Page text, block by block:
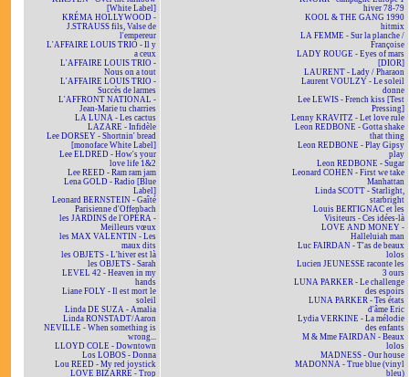
[White Label]
KRÉMA HOLLYWOOD -
J.STRAUSS fils, Valse de
l'empereur
L'AFFAIRE LOUIS TRIO - Il y
a ceux
L'AFFAIRE LOUIS TRIO -
Nous on a tout
L'AFFAIRE LOUIS TRIO -
Succès de larmes
L'AFFRONT NATIONAL -
Jean-Marie tu charries
LA LUNA - Les cactus
LAZARE - Infidèle
Lee DORSEY - Shortnin' bread
[monoface White Label]
Lee ELDRED - How's your
love life 1&2
Lee REED - Ram ram jam
Lena GOLD - Radio [Blue
Label]
Leonard BERNSTEIN - Gaîté
Parisienne d'Offenbach
les JARDINS de l'OPÉRA -
Meilleurs vœux
les MAX VALENTIN - Les
maux dits
les OBJETS - L'hiver est là
les OBJETS - Sarah
LEVEL 42 - Heaven in my
hands
Liane FOLY - Il est mort le
soleil
Linda DE SUZA - Amalia
Linda RONSTADT/Aaron
NEVILLE - When something is
wrong...
LLOYD COLE - Downtown
Los LOBOS - Donna
Lou REED - My red joystick
LOVE BIZARRE - Trop
hiver 78-79
KOOL & THE GANG 1990
hitmix
LA FEMME - Sur la planche /
Françoise
LADY ROUGE - Eyes of mars
[DIOR]
LAURENT - Lady / Pharaon
Laurent VOULZY - Le soleil
donne
Lee LEWIS - French kiss [Test
Pressing]
Lenny KRAVITZ - Let love rule
Leon REDBONE - Gotta shake
that thing
Leon REDBONE - Play Gipsy
play
Leon REDBONE - Sugar
Leonard COHEN - First we take
Manhattan
Linda SCOTT - Starlight,
starbright
Louis BERTIGNAC et les
Visiteurs - Ces idées-là
LOVE AND MONEY -
Halleluiah man
Luc FAIRDAN - T'as de beaux
lolos
Lucien JEUNESSE raconte les
3 ours
LUNA PARKER - Le challenge
des espoirs
LUNA PARKER - Tes états
d'âme Eric
Lydia VERKINE - La mélodie
des enfants
M & Mme FAIRDAN - Beaux
lolos
MADNESS - Our house
MADONNA - True blue (vinyl
bleu)